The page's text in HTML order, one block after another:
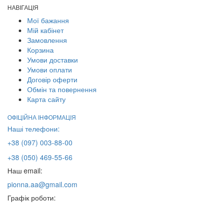
НАВІГАЦІЯ
Мої бажання
Мій кабінет
Замовлення
Корзина
Умови доставки
Умови оплати
Договір оферти
Обмін та повернення
Карта сайту
ОФІЦІЙНА ІНФОРМАЦІЯ
Наші телефони:
+38 (097) 003-88-00
+38 (050) 469-55-66
Наш email:
pionna.aa@gmail.com
Графік роботи: